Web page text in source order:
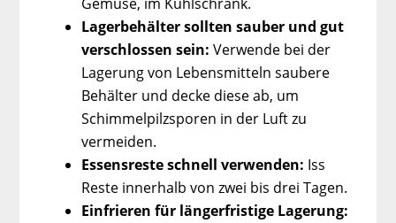
Gemüse, im Kühlschrank.
Lagerbehälter sollten sauber und gut
verschlossen sein: Verwende bei der
Lagerung von Lebensmitteln saubere
Behälter und decke diese ab, um
Schimmelpilzsporen in der Luft zu
vermeiden.
Essensreste schnell verwenden: Iss
Reste innerhalb von zwei bis drei Tagen.
Einfrieren für längerfristige Lagerung: